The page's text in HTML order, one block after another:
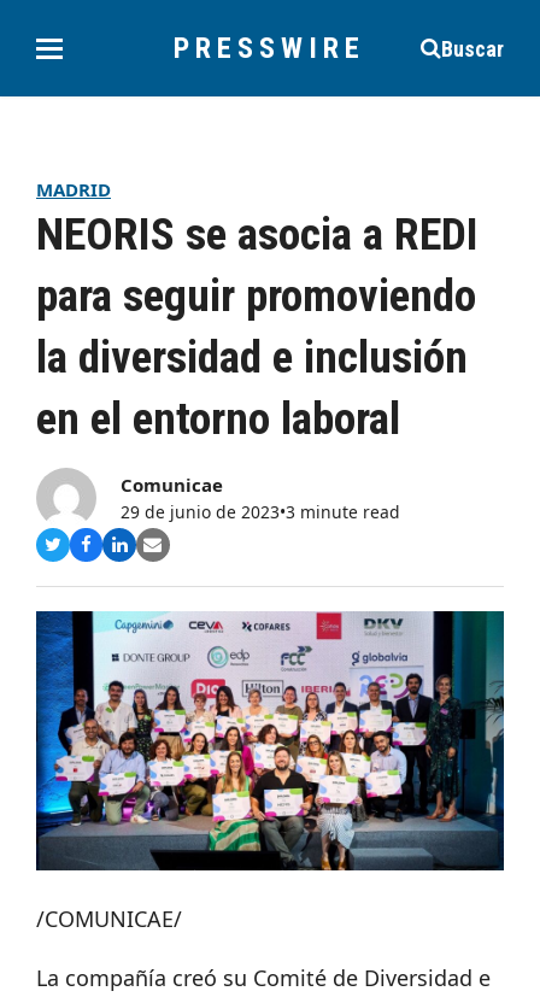
PRESSWIRE Buscar
MADRID
NEORIS se asocia a REDI
para seguir promoviendo
la diversidad e inclusión
en el entorno laboral
Comunicae
29 de junio de 2023•3 minute read
Compartir
Twitter
Compartir
Facebook
Compartir
LinkedIn
Share
Email
/COMUNICAE/
La compañía creó su Comité de Diversidad e